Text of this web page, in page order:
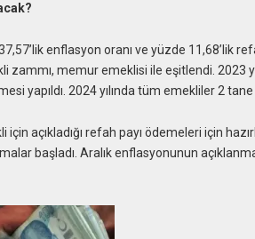
enflasyon oranı ve yüzde 11,68’lik
zammı, memur emeklisi ile eşitlendi. 2023
yapıldı. 2024 yılında tüm emekliler 2
açıkladığı refah payı ödemeleri için
başladı. Aralık enflasyonunun